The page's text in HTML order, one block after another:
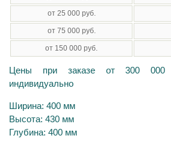
от 25 000 руб.
от 75 000 руб.
от 150 000 руб.
Цены при заказе от 300 000
индивидуально
Ширина: 400 мм
Высота: 430 мм
Глубина: 400 мм